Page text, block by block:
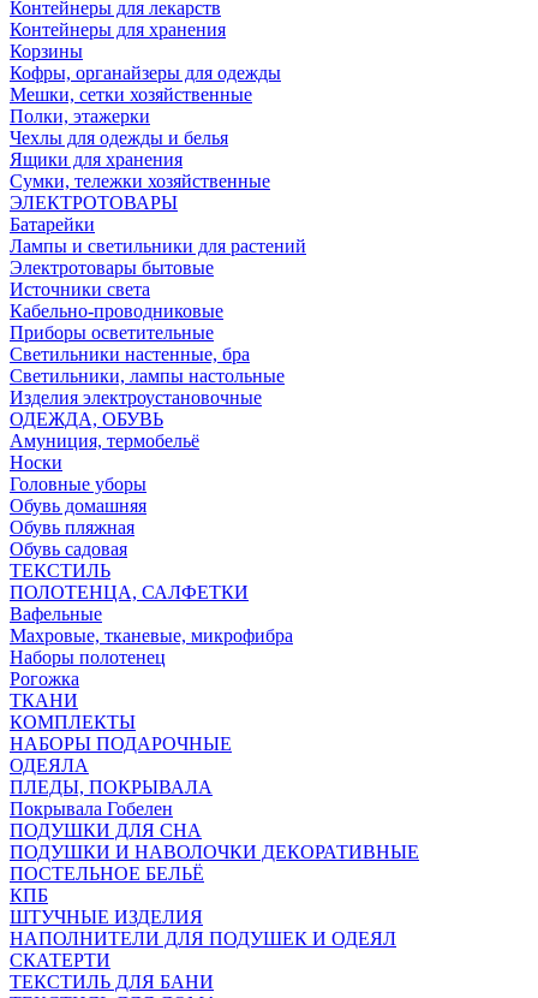
Контейнеры для лекарств
Контейнеры для хранения
Корзины
Кофры, органайзеры для одежды
Мешки, сетки хозяйственные
Полки, этажерки
Чехлы для одежды и белья
Ящики для хранения
Сумки, тележки хозяйственные
ЭЛЕКТРОТОВАРЫ
Батарейки
Лампы и светильники для растений
Электротовары бытовые
Источники света
Кабельно-проводниковые
Приборы осветительные
Светильники настенные, бра
Светильники, лампы настольные
Изделия электроустановочные
ОДЕЖДА, ОБУВЬ
Амуниция, термобельё
Носки
Головные уборы
Обувь домашняя
Обувь пляжная
Обувь садовая
ТЕКСТИЛЬ
ПОЛОТЕНЦА, САЛФЕТКИ
Вафельные
Махровые, тканевые, микрофибра
Наборы полотенец
Рогожка
ТКАНИ
КОМПЛЕКТЫ
НАБОРЫ ПОДАРОЧНЫЕ
ОДЕЯЛА
ПЛЕДЫ, ПОКРЫВАЛА
Покрывала Гобелен
ПОДУШКИ ДЛЯ СНА
ПОДУШКИ И НАВОЛОЧКИ ДЕКОРАТИВНЫЕ
ПОСТЕЛЬНОЕ БЕЛЬЁ
КПБ
ШТУЧНЫЕ ИЗДЕЛИЯ
НАПОЛНИТЕЛИ ДЛЯ ПОДУШЕК И ОДЕЯЛ
СКАТЕРТИ
ТЕКСТИЛЬ ДЛЯ БАНИ